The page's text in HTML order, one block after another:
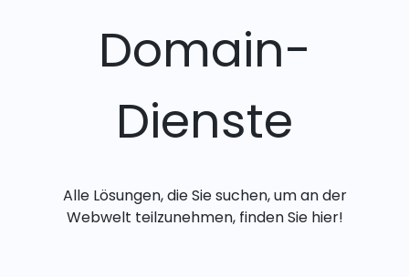
Domain-
Dienste
Alle Lösungen, die Sie suchen, um an der
Webwelt teilzunehmen, finden Sie hier!